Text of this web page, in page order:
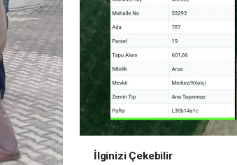
İlginizi Çekebilir